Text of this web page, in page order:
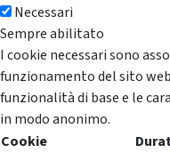
Necessari
Sempre abilitato
I cookie necessari sono
funzionamento del sito
funzionalità di base e le
in modo anonimo.
Cookie